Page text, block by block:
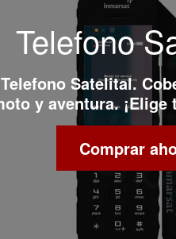
Telefono
Telefono Satelital.
y aventura.
Comprar